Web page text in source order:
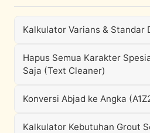
Kalkulator Varians & Standar
Hapus Semua Karakter
Saja (Text Cleaner)
Konversi Abjad ke Angka
Kalkulator Kebutuhan Grout